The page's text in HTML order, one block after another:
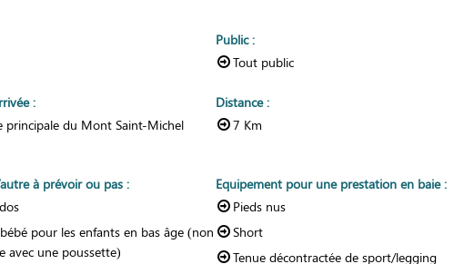
Public:
Tout public
:
principale du Mont Saint-Michel
Distance:
7 Km
à prévoir ou pas:
pour les enfants en bas âge (non
avec une poussette)
Equipement pour une prestation en baie:
Pieds nus
Short
Tenue décontractée de sport/legging